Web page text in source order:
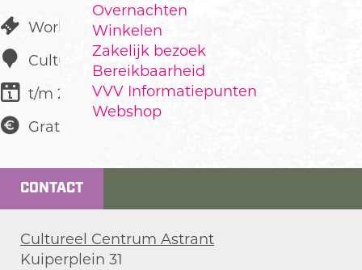
Overnachten
Winkelen
Zakelijk bezoek
Bereikbaarheid
VVV Informatiepunten
Webshop
Workshop
Cultureel Centrum Astrant
t/m 24 juni
Gratis
CONTACT
Cultureel Centrum Astrant
Kuiperplein 31